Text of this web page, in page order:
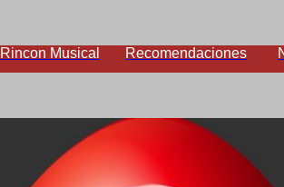
Rincon Musical Recomendaciones